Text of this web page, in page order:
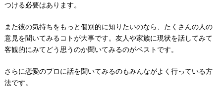
つける必要はあります。
また彼の気持ちをもっと個別的に知りたいのなら、たくさんの人の
意見を聞いてみるコトが大事です。友人や家族に現状を話してみて
客観的にみてどう思うのか聞いてみるのがベストです。
さらに恋愛のプロに話を聞いてみるのもみんながよく行っている方
法です。